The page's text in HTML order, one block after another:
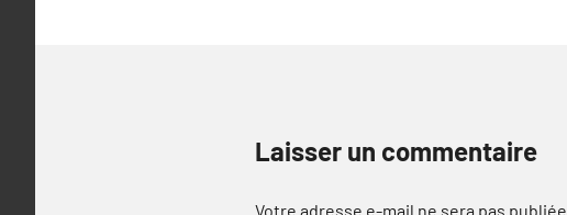
Laisser un commentaire
Votre adresse e-mail ne sera pas publiée.